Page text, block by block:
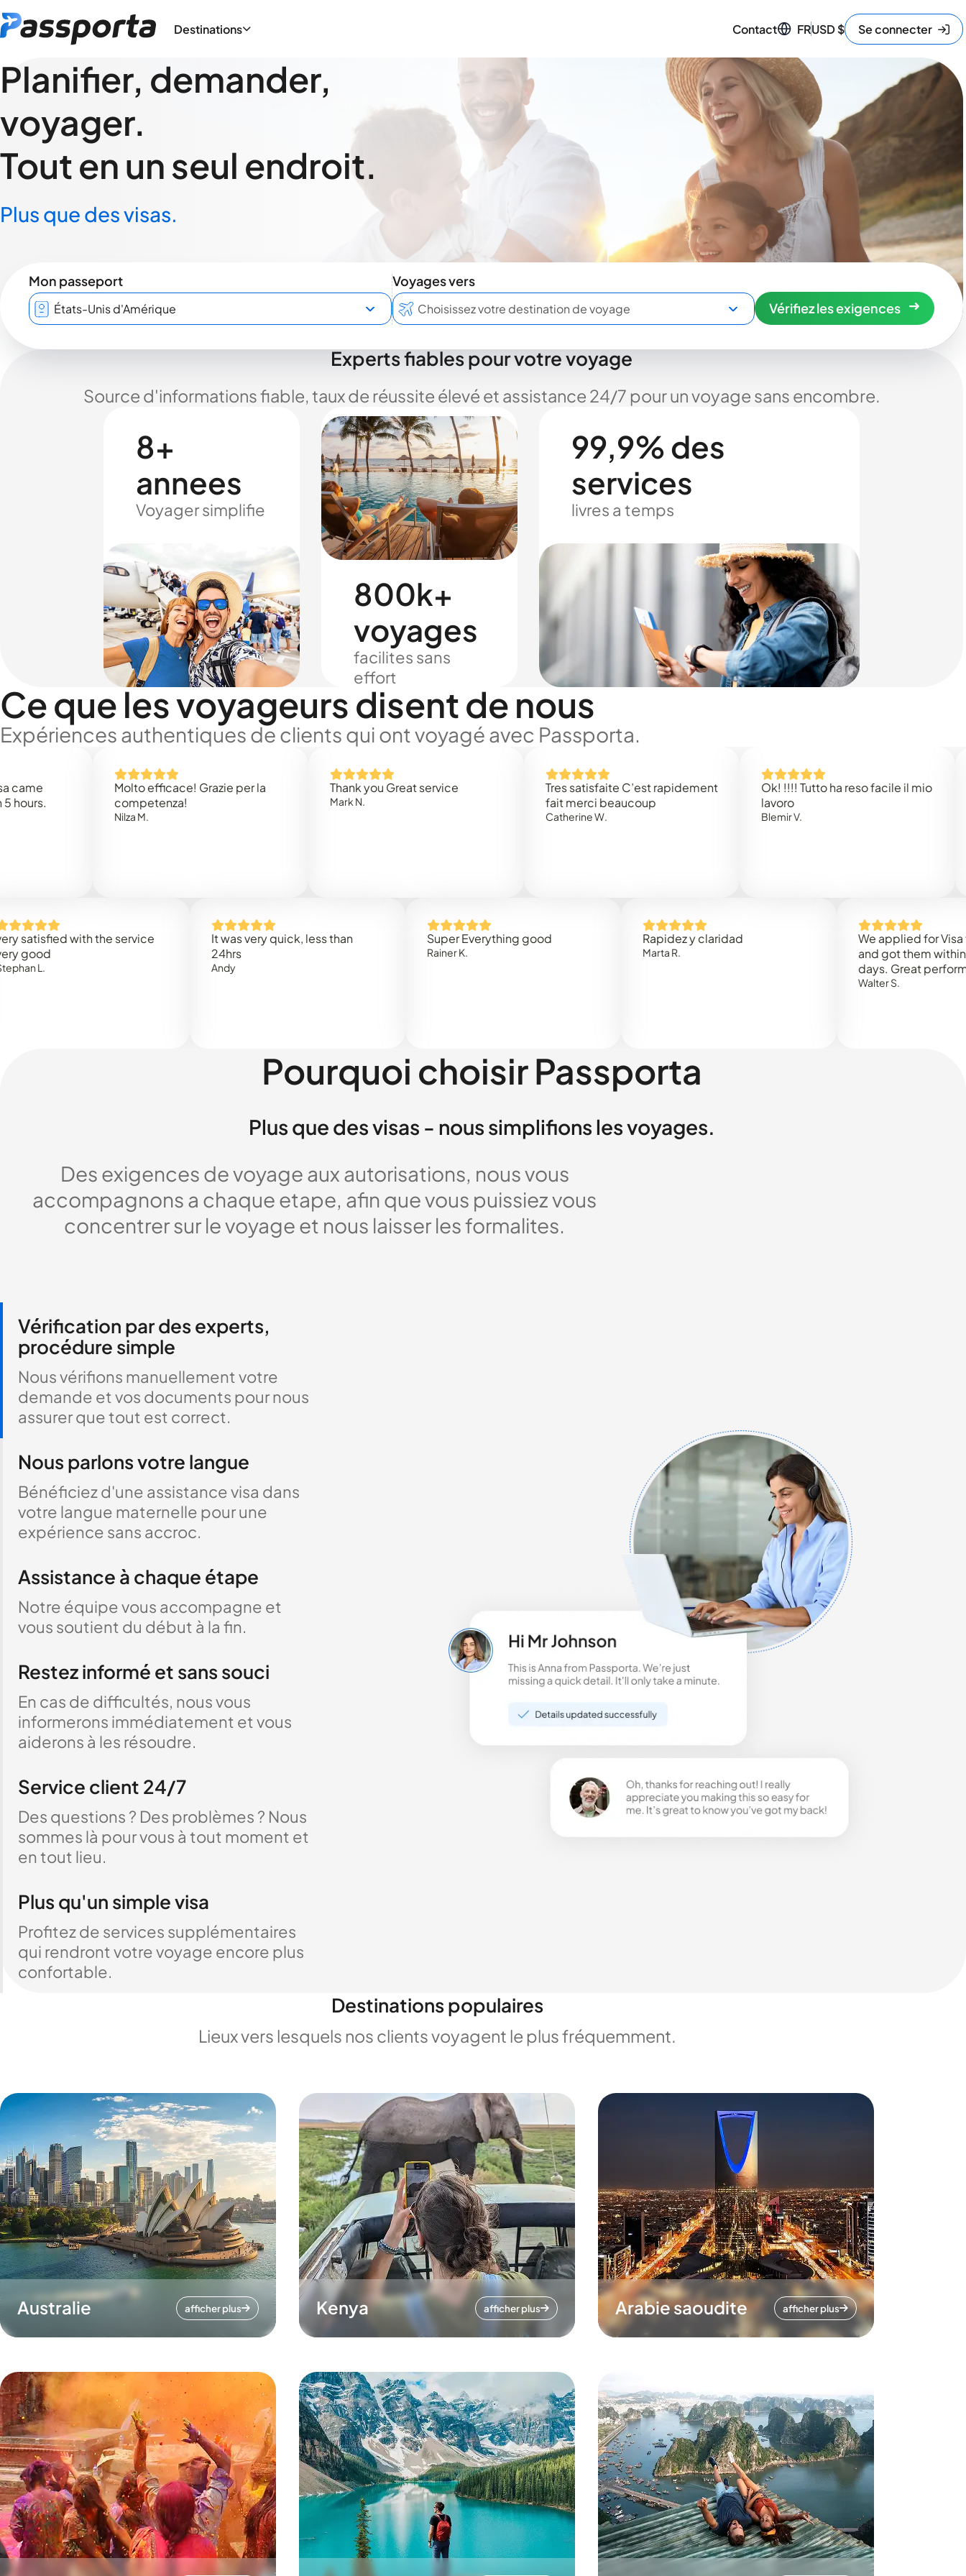
Destinations Contact FRUSD$ Se connecter
Planifier, demander,
voyager.
Tout en un seul endroit.
Plus que des visas.
Mon passeport
Voyages vers
Vérifiez les exigences
Experts fiables pour votre voyage
Source d'informations fiable, taux de réussite élevé et assistance 24/7 pour un voyage sans encombre.
8+
annees
Voyager simplifie
800k+
voyages
facilites sans
effort
99,9% des
services
livres a temps
Ce que les voyageurs disent de nous
Expériences authentiques de clients qui ont voyagé avec Passporta.
Molto efficace! Grazie per la
competenza!
Thank you Great service
Tres satisfaite C’est rapidement
fait merci beaucoup
Catherine W.
Ok! !!!! Tutto ha reso facile il mio
with the service
It was very quick, less than
Super Everything good Rapidez y claridad
We applied for Visa to
and got them within 3
days. Great performance!
Walter S.
Pourquoi choisir Passporta
Plus que des visas - nous simplifions les voyages.
Des exigences de voyage aux autorisations, nous vous
accompagnons a chaque etape, afin que vous puissiez vous
concentrer sur le voyage et nous laisser les formalites.
Vérification par des experts,
procédure simple
Nous vérifions manuellement votre
demande et vos documents pour nous
assurer que tout est correct.
Nous parlons votre langue
Bénéficiez d'une assistance visa dans
votre langue maternelle pour une
expérience sans accroc.
Assistance à chaque étape
Notre équipe vous accompagne et
vous soutient du début à la fin.
Restez informé et sans souci
En cas de difficultés, nous vous
informerons immédiatement et vous
aiderons à les résoudre.
Service client 24/7
Des questions ? Des problèmes ? Nous
sommes là pour vous à tout moment et
en tout lieu.
Plus qu'un simple visa
Profitez de services supplémentaires
qui rendront votre voyage encore plus
confortable.
Destinations populaires
Lieux vers lesquels nos clients voyagent le plus fréquemment.
Australie afficher plus Kenya afficher plus Arabie saoudite afficher plus